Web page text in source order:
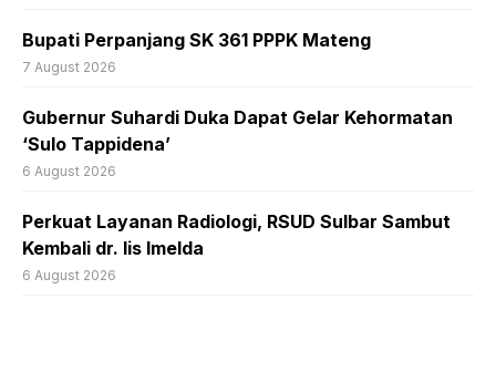
Bupati Perpanjang SK 361 PPPK Mateng
7 August 2026
Gubernur Suhardi Duka Dapat Gelar Kehormatan
‘Sulo Tappidena’
6 August 2026
Perkuat Layanan Radiologi, RSUD Sulbar Sambut
Kembali dr. Iis Imelda
6 August 2026